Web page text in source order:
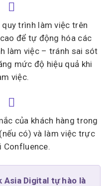


trình làm việc trên
để tự động hóa các
làm việc – tránh sai sót
mức độ hiệu quả khi
việc.


của khách hàng trong
có) và làm việc trực
Confluence.
Asia Digital tự hào là